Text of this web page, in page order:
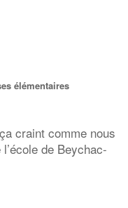
élémentaires
craint comme nous
de Beychac-